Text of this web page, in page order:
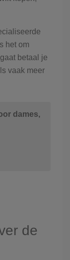
het om
betaal je
vaak meer
dames,
de